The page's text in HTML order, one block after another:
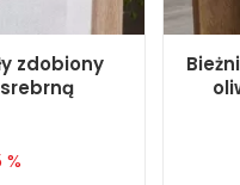
zdobiony
%